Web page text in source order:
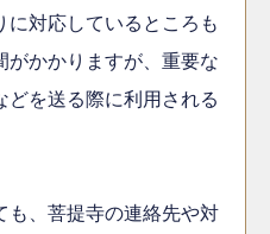
対応しているところも
かかりますが、重要な
を送る際に利用される
も、菩提寺の連絡先や対